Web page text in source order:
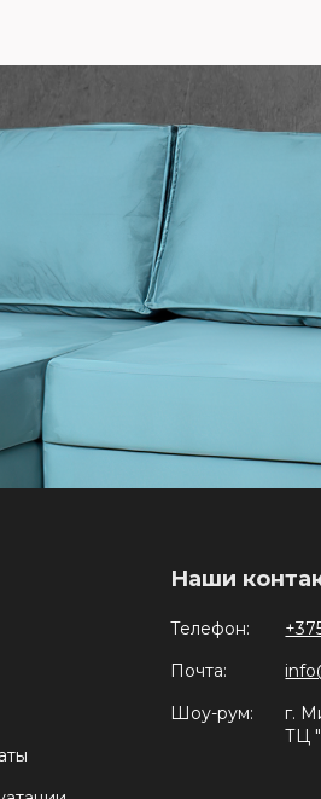
Наши
Телефон:
Почта:
Шоу-рум:
г.
ТЦ